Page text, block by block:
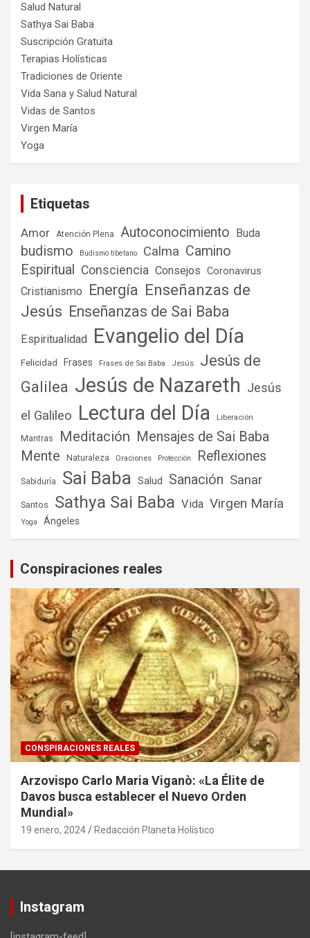
Salud Natural
Sathya Sai Baba
Suscripción Gratuita
Terapias Holísticas
Tradiciones de Oriente
Vida Sana y Salud Natural
Vidas de Santos
Virgen María
Yoga
Etiquetas
Amor Atención Plena Autoconocimiento Buda
budismo Budismo tibetano Calma Camino
Espiritual
Consciencia Consejos Coronavirus
Cristianismo Energía Enseñanzas de
Jesús Enseñanzas de Sai Baba
Espiritualidad Evangelio del Día
Felicidad Frases Frases de Sai Baba Jesús
Jesús de
Galilea Jesús de Nazareth Jesús
el Galileo Lectura del Día Liberación
Mantras Meditación Mensajes de Sai Baba
Mente
Naturaleza Oraciones Protección Reflexiones
Sabiduría Sai Baba Salud Sanación Sanar
Santos Sathya Sai Baba Vida Virgen María
Yoga Ángeles
Conspiraciones reales
CONSPIRACIONES REALES
Arzovispo Carlo Maria Viganò: «La Élite de
Davos busca establecer el Nuevo Orden
Mundial»
19 enero, 2024 Redacción Planeta Holístico
Instagram